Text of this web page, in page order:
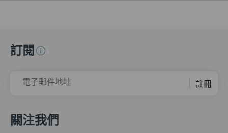
訂閱
電子郵件地址 註冊
關注我們